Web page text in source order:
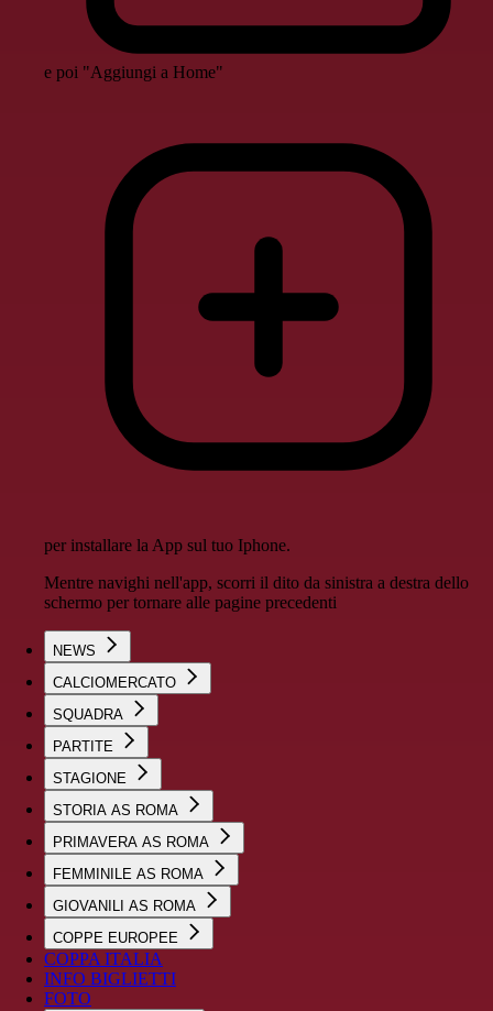
e poi "Aggiungi a Home"
per installare la App sul tuo Iphone.
Mentre navighi nell'app, scorri il dito da sinistra a destra dello
schermo per tornare alle pagine precedenti
NEWS
CALCIOMERCATO
SQUADRA
PARTITE
STAGIONE
STORIA AS ROMA
PRIMAVERA AS ROMA
FEMMINILE AS ROMA
GIOVANILI AS ROMA
COPPE EUROPEE
COPPA ITALIA
INFO BIGLIETTI
FOTO